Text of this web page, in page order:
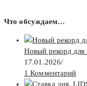
Что обсуждаем…
Новый рекорд
17.01.2026/
1 Комментарий